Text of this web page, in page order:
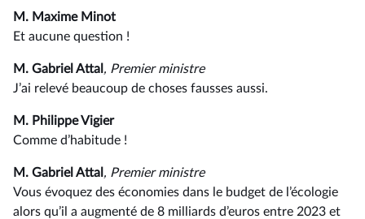
M. Maxime Minot
Et aucune question !
M. Gabriel Attal , Premier ministre
J’ai relevé beaucoup de choses fausses aussi.
M. Philippe Vigier
Comme d’habitude !
M. Gabriel Attal , Premier ministre
Vous évoquez des économies dans le budget de l’écologie
alors qu’il a augmenté de 8 milliards d’euros entre 2023 et